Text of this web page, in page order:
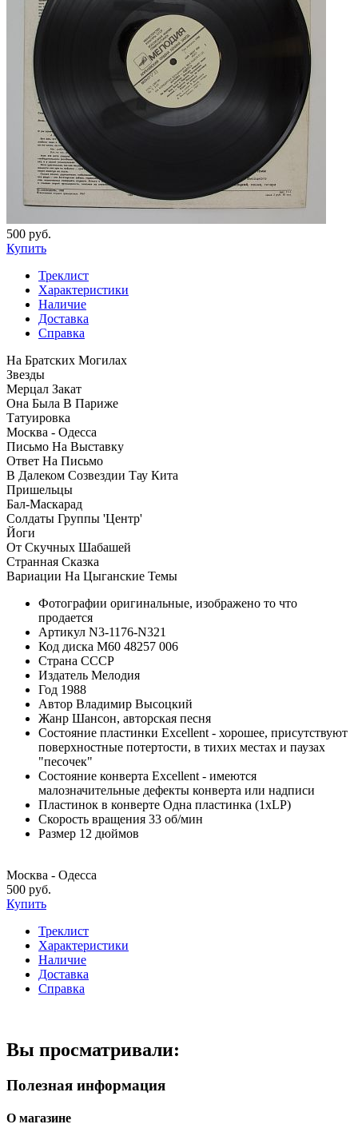
500 руб.
Купить
Треклист
Характеристики
Наличие
Доставка
Справка
На Братских Могилах
Звезды
Мерцал Закат
Она Была В Париже
Татуировка
Москва - Одесса
Письмо На Выставку
Ответ На Письмо
В Далеком Созвездии Тау Кита
Пришельцы
Бал-Маскарад
Солдаты Группы 'Центр'
Йоги
От Скучных Шабашей
Странная Сказка
Вариации На Цыганские Темы
Фотографии оригинальные, изображено то что
продается
Артикул N3-1176-N321
Код диска М60 48257 006
Страна СССР
Издатель Мелодия
Год 1988
Автор Владимир Высоцкий
Жанр Шансон, авторская песня
Состояние пластинки Excellent - хорошее, присутствуют
поверхностные потертости, в тихих местах и паузах
"песочек"
Состояние конверта Excellent - имеются
малозначительные дефекты конверта или надписи
Пластинок в конверте Одна пластинка (1xLP)
Скорость вращения 33 об/мин
Размер 12 дюймов
Москва - Одесса
500 руб.
Купить
Треклист
Характеристики
Наличие
Доставка
Справка
Вы просматривали:
Полезная информация
О магазине